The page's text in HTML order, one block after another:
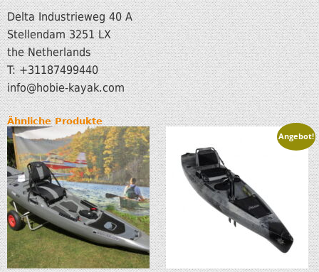
Delta Industrieweg 40 A
Stellendam 3251 LX
the Netherlands
T: +31187499440
info@hobie-kayak.com
Ähnliche Produkte
Angebot!